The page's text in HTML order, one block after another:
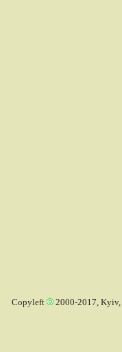
Copyleft 2000-2017, Kyiv,